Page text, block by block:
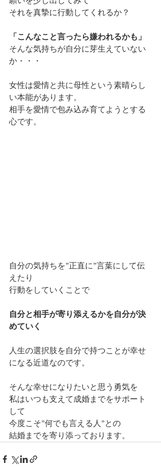
それを真摯に行動してくれるか？
「こんなこと言ったら嫌われるかも」
そんな気持ちが自分に芽生えていない
か・・・
女性は愛情と共に母性という素晴らし
い本能があります。
相手を愛情で包み込み育てようとする
心です。
自分の気持ちを”正直に”言葉にして伝
えたり
行動をしていくことで
自分と相手が寄り添えるかを自分が決
めていく
人生の選択肢を自分で持つことが幸せ
になる近道なのです。
そんな幸せになりたいと思う勇気を
私はいつも支えて成婚までをサポート
して
今度こそ”何でも言える人”との
結婚までを寄り添っております。